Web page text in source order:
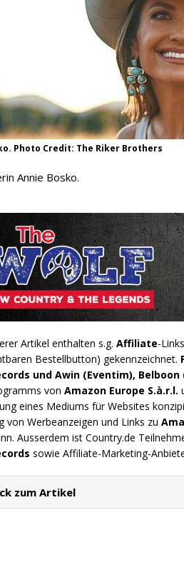
Photo Credit: The Riker Brothers
Annie Bosko.
Artikel enthalten s.g. Affiliate-
Bestellbutton) gekennzeichnet.
und Awin (Eventim),
von Amazon Europe S.à.r.l.
eines Mediums für Websites
von Werbeanzeigen und Links zu
Ausserdem ist Country.de
sowie Affiliate-Marketing-
zum Artikel